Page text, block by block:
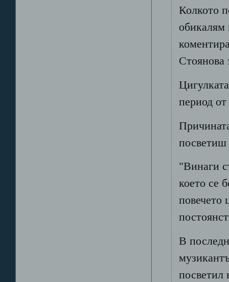
Колкото
обикалям
Стоянова
период
посветиш
"Винаги
което се
повечето
В
посветил